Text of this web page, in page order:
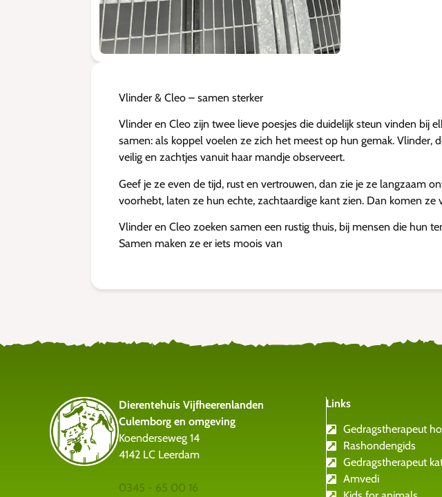
Vlinder & Cleo – samen sterker
Vlinder en Cleo zijn twee lieve poesjes die duidelijk steun vinden bij
samen: als koppel voelen ze zich het meest op hun gemak.
veilig en zachtjes vanuit haar mandje observeert.
Geef je ze even de tijd, rust en vertrouwen, dan zie je ze langzaam
voorhebt, laten ze hun echte, zachtaardige kant zien. Dan komen
Vlinder en Cleo zoeken samen een rustig thuis, bij mensen die hun
Samen maken ze er iets moois van
Dierentehuis Vijfheerenlanden
Culemborg en omgeving
Koenderseweg 14
4142 LC Leerdam
0345 - 65 00 16
Links
Gedragstherapeut
Rashondengids
Gedragstherapeut
Amvedi